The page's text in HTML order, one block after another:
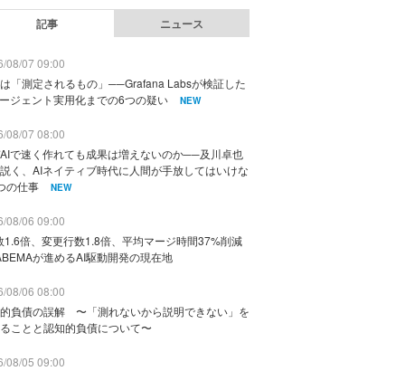
記事 ニュース
08/07 09:00
「測定されるもの」──Grafana Labsが検証した
ジェント実用化までの6つの疑い
NEW
08/07 08:00
で速く作れても成果は増えないのか──及川卓也
く、AIネイティブ時代に人間が手放してはいけな
の仕事
NEW
08/06 09:00
1.6倍、変更行数1.8倍、平均マージ時間37%削減
が進めるAI駆動開発の現在地
08/06 08:00
負債の誤解 〜「測れないから説明できない」を
ことと認知的負債について〜
08/05 09:00